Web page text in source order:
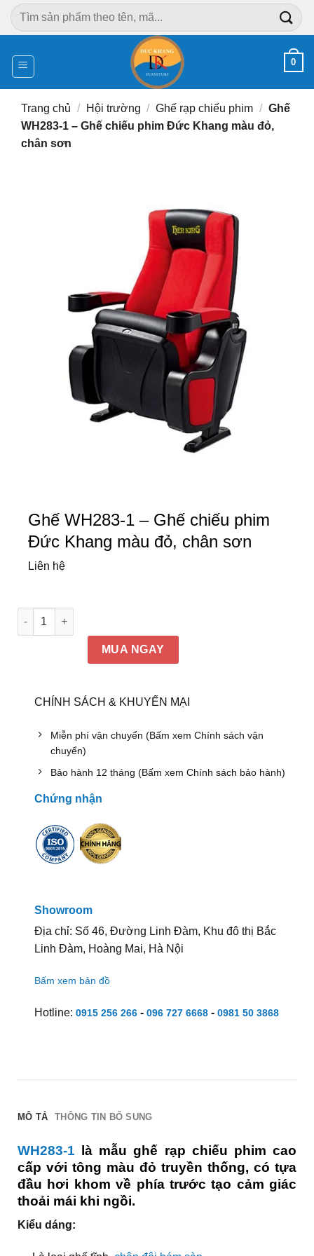
Chuyển
đến
dung
Tìm
kiếm:
0
Trang chủ / Hội trường / Ghế rạp chiếu phim / Ghế
WH283-1 – Ghế chiếu phim Đức Khang màu đỏ,
chân sơn
Ghế WH283-1 – Ghế chiếu phim
Đức Khang màu đỏ, chân sơn
Liên hệ
Ghế WH283-1 - Ghế chiếu phim Đức Khang màu đỏ, chân
MUA NGAY
CHÍNH SÁCH & KHUYẾN MẠI
Miễn phí vận chuyển (Bấm xem Chính sách vận
chuyển)
Bảo hành 12 tháng (Bấm xem Chính sách bảo hành)
Chứng nhận
Showroom
Địa chỉ: Số 46, Đường Linh Đàm, Khu đô thị Bắc
Linh Đàm, Hoàng Mai, Hà Nội
Bấm xem bản đồ
Hotline: 0915 256 266- 096 727 6668- 0981 50 3868
MÔ TẢ THÔNG TIN BỔ SUNG
WH283-1 là mẫu ghế rạp chiếu phim cao
cấp với tông màu đỏ truyền thống, có tựa
đầu hơi khom về phía trước tạo cảm giác
thoải mái khi ngồi.
Kiểu dáng: